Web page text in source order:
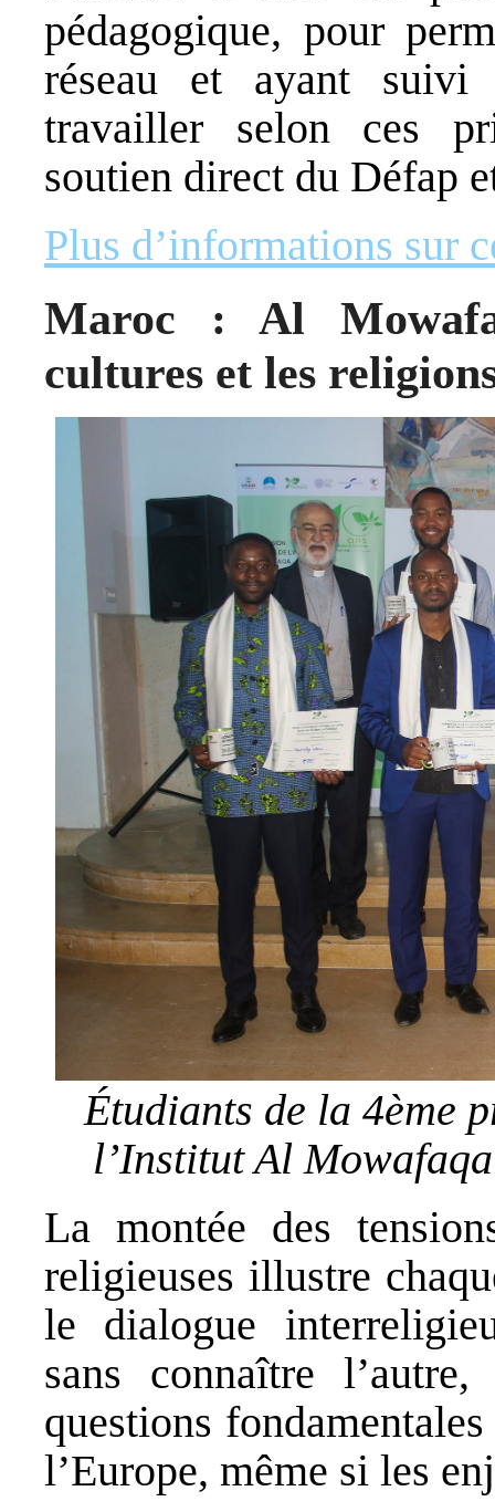
pédagogique, pour
réseau et ayant
travailler selon ces
soutien direct du Défap
Plus d’informations sur
Maroc : Al
cultures et les
Étudiants de la 4ème
l’Institut Al
La montée des
religieuses illustre
le dialogue
sans connaître
questions
l’Europe, même si les